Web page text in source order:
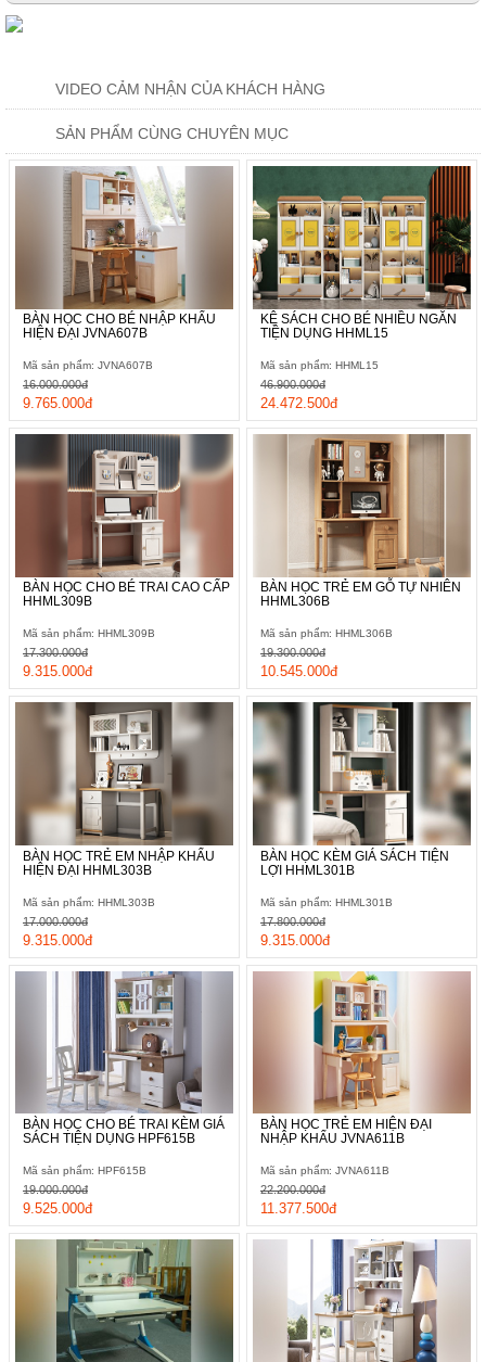
VIDEO CẢM NHẬN CỦA KHÁCH HÀNG
SẢN PHẨM CÙNG CHUYÊN MỤC
BÀN HỌC CHO BÉ NHẬP KHẨU
HIỆN ĐẠI JVNA607B
Mã sản phẩm: JVNA607B
9.765.000đ
16.000.000đ
KỆ SÁCH CHO BÉ NHIỀU NGĂN
TIỆN DỤNG HHML15
Mã sản phẩm: HHML15
24.472.500đ
46.900.000đ
BÀN HỌC CHO BÉ TRAI CAO CẤP
HHML309B
Mã sản phẩm: HHML309B
9.315.000đ
17.300.000đ
BÀN HỌC TRẺ EM GỖ TỰ NHIÊN
HHML306B
Mã sản phẩm: HHML306B
10.545.000đ
19.300.000đ
BÀN HỌC TRẺ EM NHẬP KHẨU
HIỆN ĐẠI HHML303B
Mã sản phẩm: HHML303B
9.315.000đ
17.000.000đ
BÀN HỌC KÈM GIÁ SÁCH TIỆN
LỢI HHML301B
Mã sản phẩm: HHML301B
9.315.000đ
17.800.000đ
BÀN HỌC CHO BÉ TRAI KÈM GIÁ
SÁCH TIỆN DỤNG HPF615B
Mã sản phẩm: HPF615B
9.525.000đ
19.000.000đ
BÀN HỌC TRẺ EM HIỆN ĐẠI
NHẬP KHẨU JVNA611B
Mã sản phẩm: JVNA611B
11.377.500đ
22.200.000đ